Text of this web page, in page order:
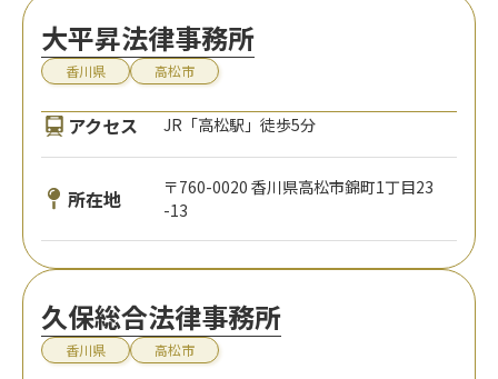
大平昇法律事務所
香川県 高松市
アクセス JR「高松駅」徒歩5分
所在地
〒760-0020 香川県高松市錦町1丁目23
-13
久保総合法律事務所
香川県 高松市